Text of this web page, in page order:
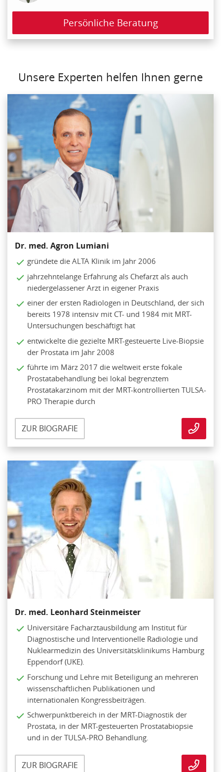
Persönliche Beratung
Unsere Experten helfen Ihnen gerne
Dr. med. Agron Lumiani
gründete die ALTA Klinik im Jahr 2006
jahrzehntelange Erfahrung als Chefarzt als auch
niedergelassener Arzt in eigener Praxis
einer der ersten Radiologen in Deutschland, der sich
bereits 1978 intensiv mit CT- und 1984 mit MRT-
Untersuchungen beschäftigt hat
entwickelte die gezielte MRT-gesteuerte Live-Biopsie
der Prostata im Jahr 2008
führte im März 2017 die weltweit erste fokale
Prostatabehandlung bei lokal begrenztem
Prostatakarzinom mit der MRT-kontrollierten TULSA-
PRO Therapie durch
ZUR BIOGRAFIE
Dr. med. Leonhard Steinmeister
Universitäre Facharztausbildung am Institut für
Diagnostische und Interventionelle Radiologie und
Nuklearmedizin des Universitätsklinikums Hamburg
Eppendorf (UKE).
Forschung und Lehre mit Beteiligung an mehreren
wissenschaftlichen Publikationen und
internationalen Kongressbeiträgen.
Schwerpunktbereich in der MRT-Diagnostik der
Prostata, in der MRT-gesteuerten Prostatabiopsie
und in der TULSA-PRO Behandlung.
ZUR BIOGRAFIE